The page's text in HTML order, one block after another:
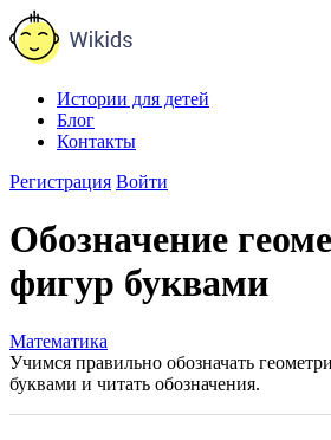
Истории для детей
Блог
Контакты
Регистрация Войти
Обозначение
фигур буквами
Математика
Учимся правильно обозначать
буквами и читать обозначения.